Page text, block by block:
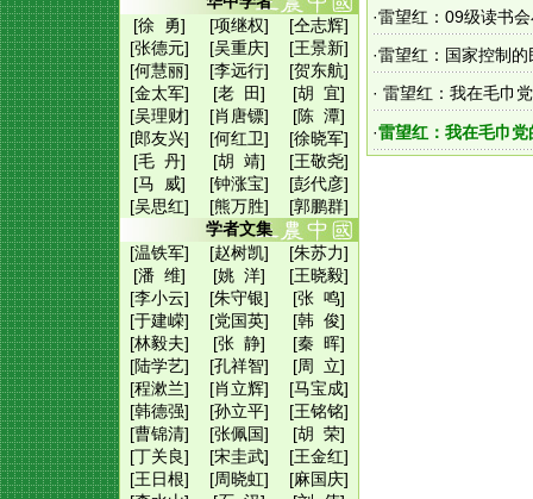
·雷望红：09级读书
·雷望红：国家控制
· 雷望红：我在毛巾
·雷望红：我在毛巾党
[徐 勇]
[项继权]
[仝志辉]
[张德元]
[吴重庆]
[王景新]
[何慧丽]
[李远行]
[贺东航]
[金太军]
[老 田]
[胡 宜]
[吴理财]
[肖唐镖]
[陈 潭]
[郎友兴]
[何红卫]
[徐晓军]
[毛 丹]
[胡 靖]
[王敬尧]
[马 威]
[钟涨宝]
[彭代彦]
[吴思红]
[熊万胜]
[郭鹏群]
学者文集
[温铁军]
[赵树凯]
[朱苏力]
[潘 维]
[姚 洋]
[王晓毅]
[李小云]
[朱守银]
[张 鸣]
[于建嵘]
[党国英]
[韩 俊]
[林毅夫]
[张 静]
[秦 晖]
[陆学艺]
[孔祥智]
[周 立]
[程漱兰]
[肖立辉]
[马宝成]
[韩德强]
[孙立平]
[王铭铭]
[曹锦清]
[张佩国]
[胡 荣]
[丁关良]
[宋圭武]
[王金红]
[王日根]
[周晓虹]
[麻国庆]